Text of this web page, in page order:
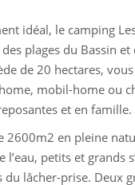
idéal, le camping
plages du Bassin et
de 20 hectares,
mobil-home ou
et en famille.
2600m2 en pleine
l’eau, petits et grands
du lâcher-prise. Deux